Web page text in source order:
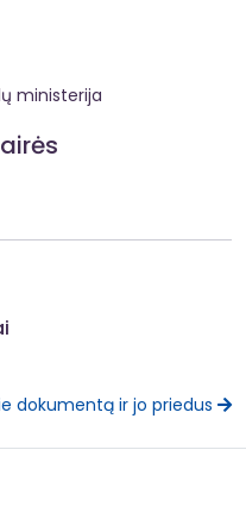
ministerija
dokumentą ir jo priedus